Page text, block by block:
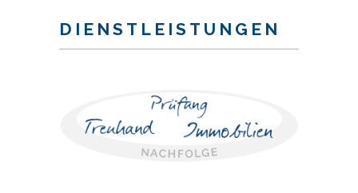
DIENSTLEISTUNGEN